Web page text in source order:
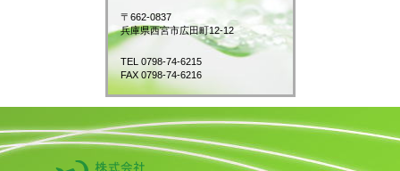
〒662-0837
兵庫県西宮市広田町12-12
TEL 0798-74-6215
FAX 0798-74-6216